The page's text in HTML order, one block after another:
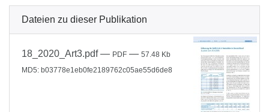
Dateien zu dieser Publikation
18_2020_Art3.pdf— PDF — 57.48 Kb
MD5: b03778e1eb0fe2189762c05ae55d6de8